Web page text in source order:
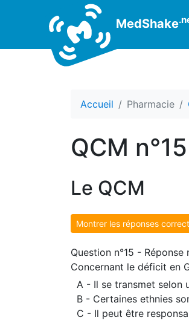
MedShake
Accueil Pharmacie
QCM
Le QCM
Montrer les réponses
Question n°15 - Réponse
Concernant le déficit en
A - Il se transmet selon
B - Certaines ethnies
C - Il peut être